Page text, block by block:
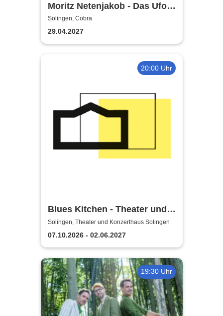
Moritz Netenjakob - Das Ufo
parkt falsch
Solingen, Cobra
29.04.2027
20:00 Uhr
Blues Kitchen - Theater und
Orchester Heidelberg
Solingen, Theater und Konzerthaus Solingen
07.10.2026 - 02.06.2027
19:30 Uhr